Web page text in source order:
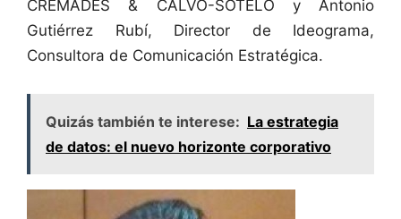
CREMADES & CALVO-SOTELO y Antonio
Gutiérrez Rubí, Director de Ideograma,
Consultora de Comunicación Estratégica.
Quizás también te interese: La estrategia
de datos: el nuevo horizonte corporativo